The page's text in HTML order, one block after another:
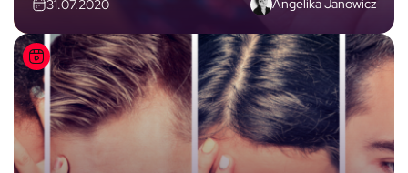
31.07.2020 Angelika Janowicz